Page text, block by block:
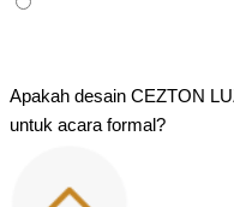
Apakah desain CEZTON
untuk acara formal?